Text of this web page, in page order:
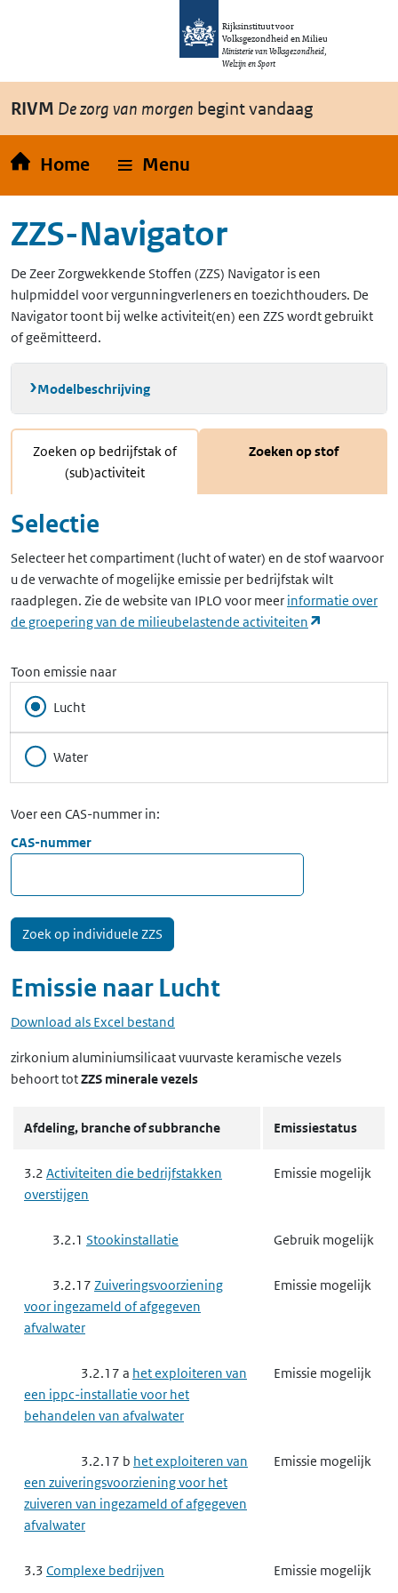
Overslaan en naar de inhoud gaan
Rijksinstituut voor
Volksgezondheid en Milieu
Ministerie van Volksgezondheid,
Welzijn en Sport
RIVM De zorg van morgen begint vandaag
Home Menu
ZZS-Navigator
De Zeer Zorgwekkende Stoffen (ZZS) Navigator is een
hulpmiddel voor vergunningverleners en toezichthouders. De
Navigator toont bij welke activiteit(en) een ZZS wordt gebruikt
of geëmitteerd.
Modelbeschrijving
Zoeken op bedrijfstak of
(sub)activiteit
Zoeken op stof
Selectie
Selecteer het compartiment (lucht of water) en de stof waarvoor
u de verwachte of mogelijke emissie per bedrijfstak wilt
raadplegen. Zie de website van IPLO voor meer informatie over
de groepering van de milieubelastende activiteiten
Toon emissie naar
Lucht
Water
Voer een CAS-nummer in:
CAS-nummer
Emissie naar Lucht
Download als Excel bestand
zirkonium aluminiumsilicaat vuurvaste keramische vezels
behoort totZZS minerale vezels
Afdeling, branche of subbranche Emissiestatus
3.2 Activiteiten die bedrijfstakken
overstijgen
Emissie mogelijk
3.2.1 Stookinstallatie Gebruik mogelijk
3.2.17 Zuiveringsvoorziening
voor ingezameld of afgegeven
afvalwater
Emissie mogelijk
3.2.17 a het exploiteren van
een ippc-installatie voor het
behandelen van afvalwater
Emissie mogelijk
3.2.17 b het exploiteren van
een zuiveringsvoorziening voor het
zuiveren van ingezameld of afgegeven
afvalwater
Emissie mogelijk
3.3 Complexe bedrijven Emissie mogelijk